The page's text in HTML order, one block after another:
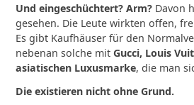
Und eingeschüchtert? Arm? Davon
gesehen. Die Leute wirkten offen,
Es gibt Kaufhäuser für den
nebenan solche mitGucci, Louis
asiatischen Luxusmarke, die man
Die existieren nicht ohne Grund.